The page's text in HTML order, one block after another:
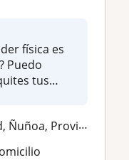
física es
Puedo
tus
Providencia